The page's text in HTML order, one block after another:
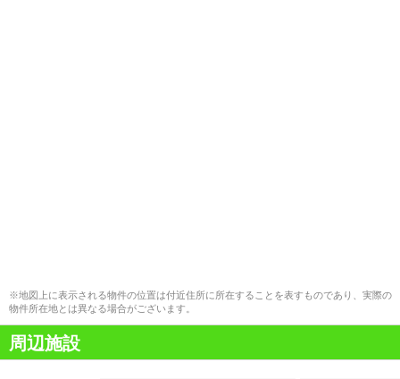
※地図上に表示される物件の位置は付近住所に所在することを表すものであり、実際の
物件所在地とは異なる場合がございます。
周辺施設